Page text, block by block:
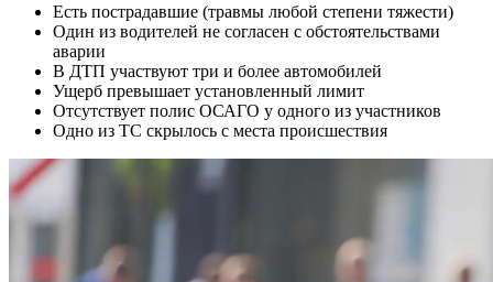
Есть пострадавшие (травмы любой степени тяжести)
Один из водителей не согласен с обстоятельствами
аварии
В ДТП участвуют три и более автомобилей
Ущерб превышает установленный лимит
Отсутствует полис ОСАГО у одного из участников
Одно из ТС скрылось с места происшествия